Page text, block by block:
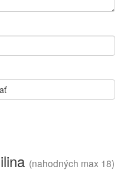
(nahodných max 18)